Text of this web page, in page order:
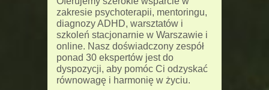
zakresie psychoterapii, mentoringu,
diagnozy ADHD, warsztatów i
szkoleń stacjonarnie w Warszawie i
online. Nasz doświadczony zespół
ponad 30 ekspertów jest do
dyspozycji, aby pomóc Ci odzyskać
równowagę i harmonię w życiu.